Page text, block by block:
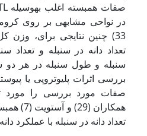
33) چنین نتایجی برای، وزن
تعداد دانه در سنبله و تعداد
سنبله و طول سنبله در هر
بررسی اثرات پلیوتروپی یا
صفات مورد بررسی را مورد
همکاران
تعداد دانه در سنبله با عملکرد